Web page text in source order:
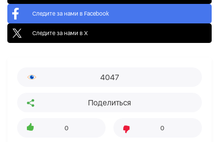
Следите за нами в Facebook
Следите за нами в X
4047
Поделиться
0 0